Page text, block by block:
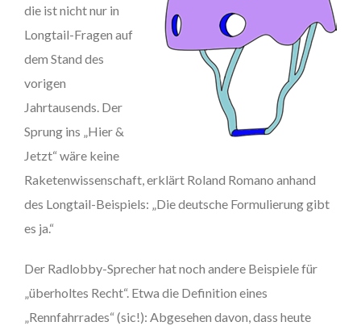
die ist nicht nur in
Longtail-Fragen auf
dem Stand des
vorigen
Jahrtausends. Der
Sprung ins „Hier &
Jetzt“ wäre keine
Raketenwissenschaft, erklärt Roland Romano anhand
des Longtail-Beispiels: „Die deutsche Formulierung gibt
es ja.“
Der Radlobby-Sprecher hat noch andere Beispiele für
„überholtes Recht“. Etwa die Definition eines
„Rennfahrrades“ (sic!): Abgesehen davon, dass heute